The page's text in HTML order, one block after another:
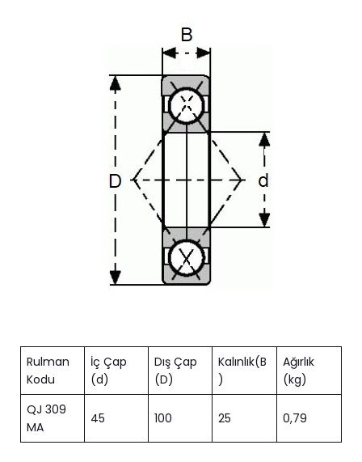
Rulman
Kodu
İç Çap
(d)
Dış Çap
(D)
Kalınlık(B
)
Ağırlık
(kg)
QJ 309
MA
45 100 25 0,79